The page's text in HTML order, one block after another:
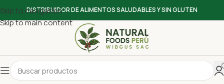
Skip to navigation
Skip to main content
DISTRIBUIDOR DE ALIMENTOS SALUDABLES Y SIN GLUTEN